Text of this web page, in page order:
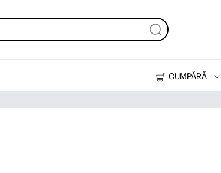
CUMPĂRĂ
Imprimante